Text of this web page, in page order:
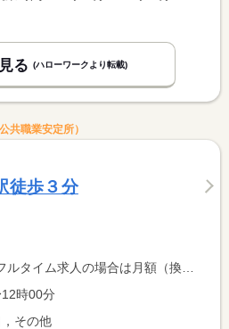
る (ハローワークより転載)
共職業安定所）
徒歩３分
額（換算額）、パート求人の場合は時間額を表示しています。
時00分
その他